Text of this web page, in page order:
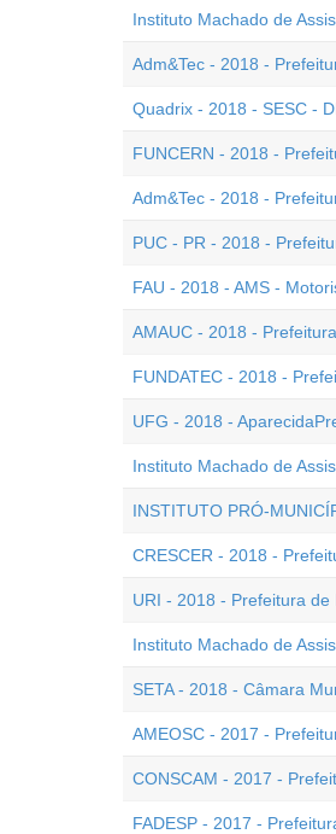
Instituto Machado de
Adm&Tec - 2018 -
Quadrix - 2018 - SESC -
FUNCERN - 2018 -
Adm&Tec - 2018 -
PUC - PR - 2018 -
FAU - 2018 - AMS -
AMAUC - 2018 -
FUNDATEC - 2018 -
UFG - 2018 -
Instituto Machado de
INSTITUTO PRÓ-
CRESCER - 2018 -
URI - 2018 - Prefeitura
Instituto Machado de
SETA - 2018 - Câmara
AMEOSC - 2017 -
CONSCAM - 2017 -
FADESP - 2017 -